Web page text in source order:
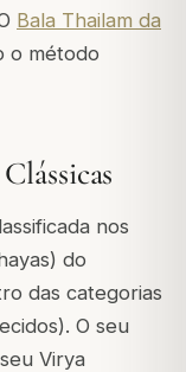
Bala Thailam da
o método
nos
do
das categorias
O seu
Virya